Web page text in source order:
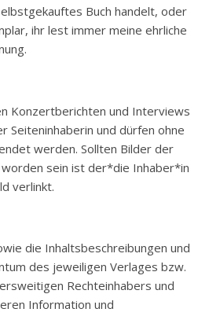
Buch handelt, oder
ihr lest immer meine ehrliche
Konzertberichten und Interviews
Seiteninhaberin und dürfen ohne
werden. Sollten Bilder der
sein ist der*die Inhaber*in
verlinkt.
die Inhaltsbeschreibungen und
des jeweiligen Verlages bzw.
Rechteinhabers und
Information und